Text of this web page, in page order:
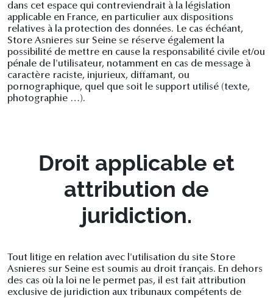
dans cet espace qui contreviendrait à la législation
applicable en France, en particulier aux dispositions
relatives à la protection des données. Le cas échéant,
Store Asnieres sur Seine se réserve également la
possibilité de mettre en cause la responsabilité civile et/ou
pénale de l'utilisateur, notamment en cas de message à
caractère raciste, injurieux, diffamant, ou
pornographique, quel que soit le support utilisé (texte,
photographie …).
Droit applicable et
attribution de
juridiction.
Tout litige en relation avec l'utilisation du site Store
Asnieres sur Seine est soumis au droit français. En dehors
des cas où la loi ne le permet pas, il est fait attribution
exclusive de juridiction aux tribunaux compétents de